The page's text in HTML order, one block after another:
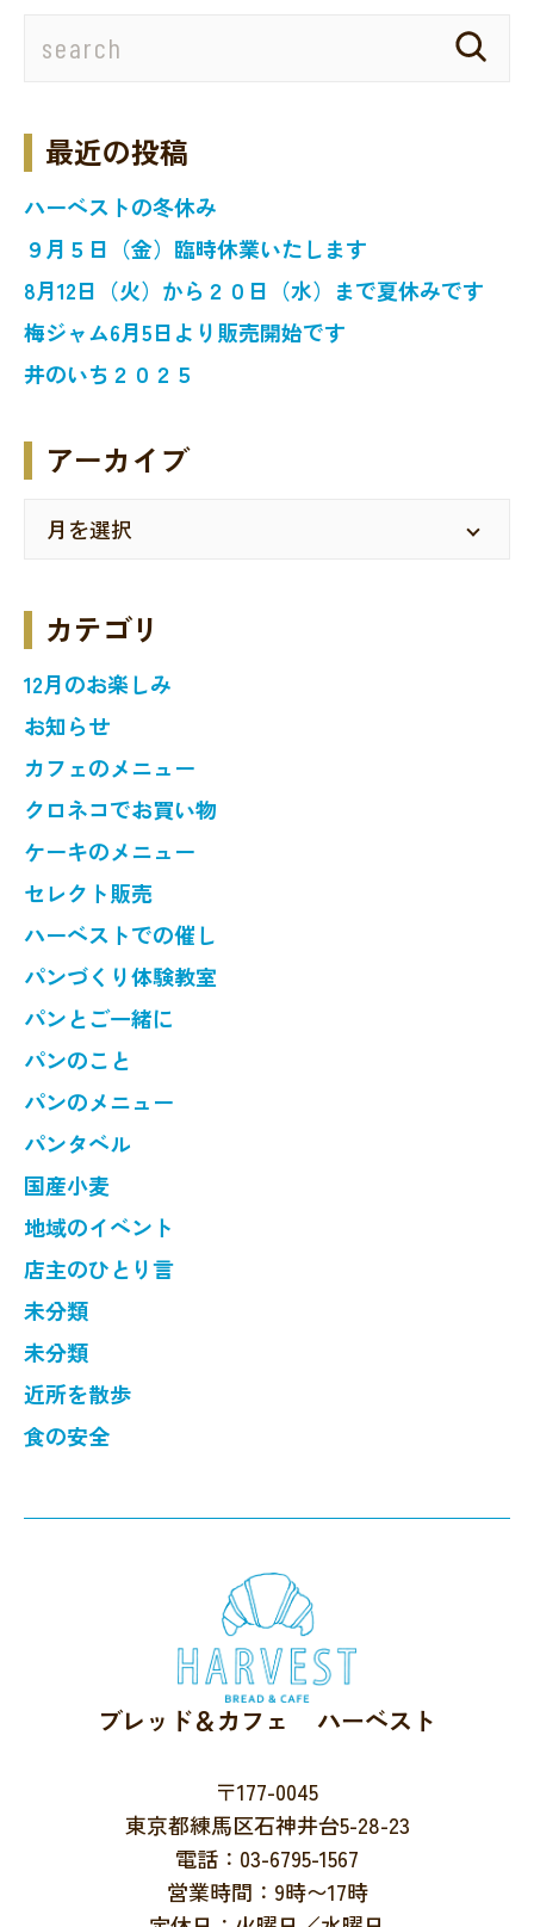
最近の投稿
ハーベストの冬休み
９月５日（金）臨時休業いたします
8月12日（火）から２０日（水）まで夏休みです
梅ジャム6月5日より販売開始です
井のいち２０２５
アーカイブ
カテゴリ
12月のお楽しみ
お知らせ
カフェのメニュー
クロネコでお買い物
ケーキのメニュー
セレクト販売
ハーベストでの催し
パンづくり体験教室
パンとご一緒に
パンのこと
パンのメニュー
パンタベル
国産小麦
地域のイベント
店主のひとり言
未分類
未分類
近所を散歩
食の安全
ブレッド＆カフェ ハーベスト
〒177-0045
東京都練馬区石神井台5-28-23
電話：03-6795-1567
営業時間：9時〜17時